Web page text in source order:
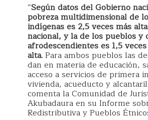
“Según datos del Gobierno
pobreza multidimensional de
indígenas es 2,5 veces más
nacional, y la de los pueblos y
afrodescendientes es 1,5
alta.Para ambos pueblos las
dan en materia de educación,
acceso a servicios de primera
vivienda, acueducto y
comenta la Comunidad de
Akubadaura en su Informe
Redistributiva y Pueblos